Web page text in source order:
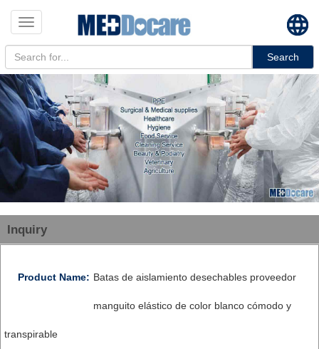
Toggle
navigation
Search
Inquiry
Product Name: Batas de aislamiento desechables proveedor
manguito elástico de color blanco cómodo y
transpirable